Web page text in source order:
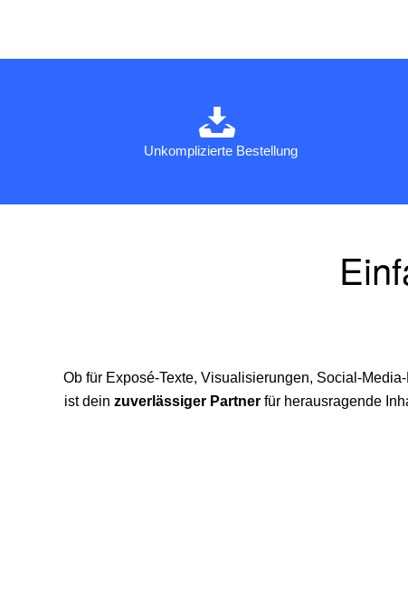
Unkomplizierte Bestellung
Ob für Exposé-Texte, Visualisierungen, Social-
ist dein zuverlässiger Partnerfür herausragende